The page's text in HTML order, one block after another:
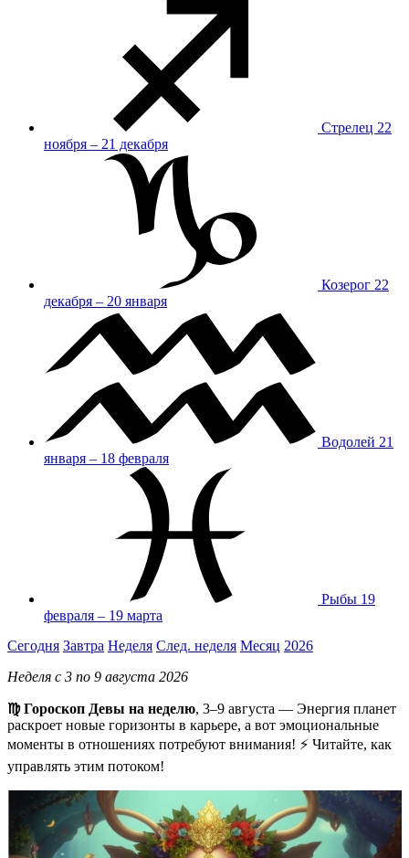
Стрелец 22
ноября – 21 декабря
Козерог 22
декабря – 20 января
Водолей 21
января – 18 февраля
Рыбы 19
февраля – 19 марта
Сегодня Завтра Неделя След. неделя Месяц 2026
Неделя с 3 по 9 августа 2026
♍ Гороскоп Девы на неделю, 3–9 августа — Энергия планет
раскроет новые горизонты в карьере, а вот эмоциональные
моменты в отношениях потребуют внимания! ⚡ Читайте, как
управлять этим потоком!